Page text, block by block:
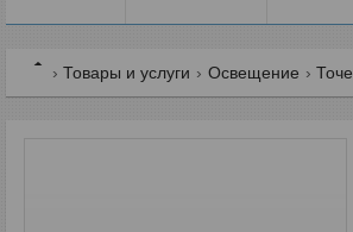
Товары и услуги Освещение